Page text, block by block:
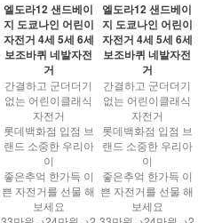
엘도라12 샌드베이
지 도쿄나인 어린이
자전거 4세 5세 6세
보조바퀴 네발자전
거
간결하고 군더더기
없는 어린이클래식
자전거
롯데백화점 입점 브
랜드 소중한 우리아
이
좋은추억 한가득 이
쁜 자전거를 선물 해
보세요
엘도라12 샌드베이
지 도쿄나인 어린이
자전거 4세 5세 6세
보조바퀴 네발자전
거
간결하고 군더더기
없는 어린이클래식
자전거
롯데백화점 입점 브
랜드 소중한 우리아
이
좋은추억 한가득 이
쁜 자전거를 선물 해
보세요